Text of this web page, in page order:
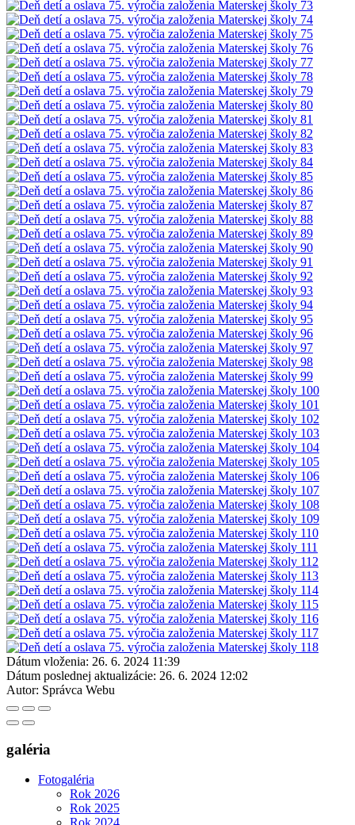
Dátum vloženia: 26. 6. 2024 11:39
Dátum poslednej aktualizácie: 26. 6. 2024 12:02
Autor: Správca Webu
galéria
Fotogaléria
Rok 2026
Rok 2025